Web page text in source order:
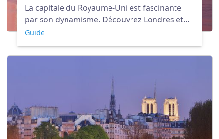
La capitale du Royaume-Uni est fascinante
par son dynamisme. Découvrez Londres et
laissez vous tenter par un séjour "Made in
Guide